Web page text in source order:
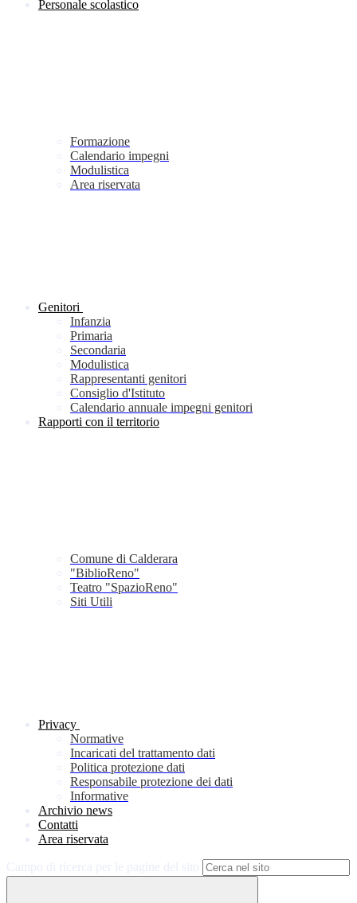
Personale scolastico
Formazione
Calendario impegni
Modulistica
Area riservata
Genitori
Infanzia
Primaria
Secondaria
Modulistica
Rappresentanti genitori
Consiglio d'Istituto
Calendario annuale impegni genitori
Rapporti con il territorio
Comune di Calderara
"BiblioReno"
Teatro "SpazioReno"
Siti Utili
Privacy
Normative
Incaricati del trattamento dati
Politica protezione dati
Responsabile protezione dei dati
Informative
Archivio news
Contatti
Area riservata